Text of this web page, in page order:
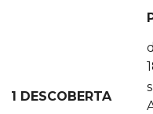
1 DESCOBERTA